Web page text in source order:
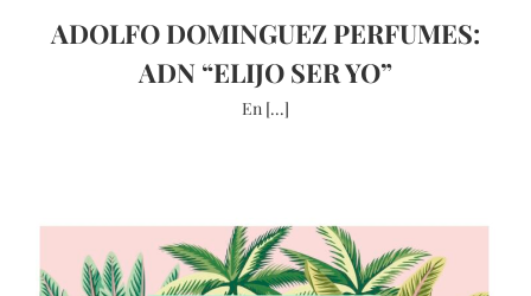
ADOLFO DOMINGUEZ PERFUMES:
ADN “ELIJO SER YO”
En [...]